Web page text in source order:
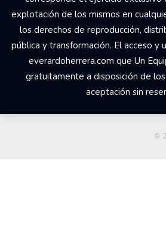
explotación de los mismos en
los derechos de reproducción,
pública y transformación. El acceso y
everardoherrera.com que Un
gratuitamente a disposición de
aceptación sin
©